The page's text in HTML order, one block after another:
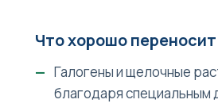
Что хорошо переносит
Галогены и щелочные
благодаря специальным